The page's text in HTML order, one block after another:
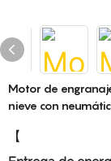
Motor de
nieve con
【